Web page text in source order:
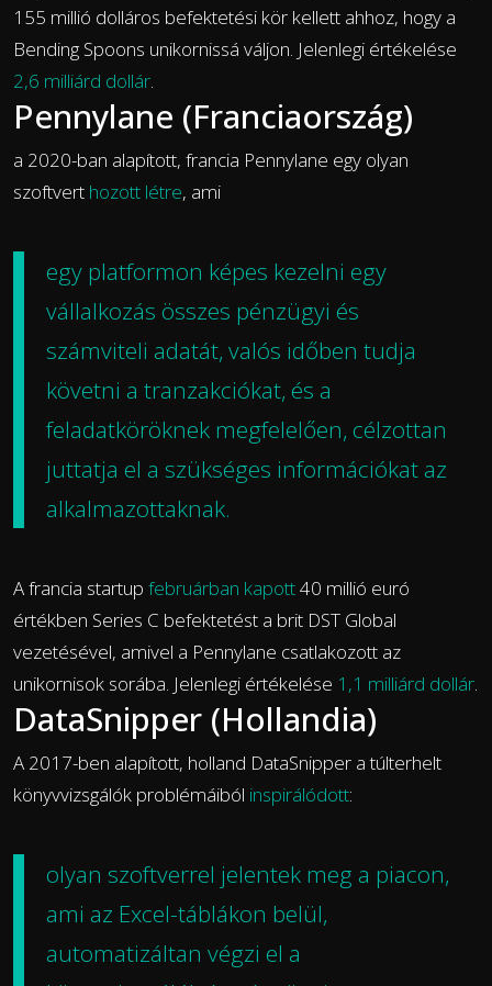
155 millió dolláros befektetési kör kellett ahhoz, hogy a
Bending Spoons unikornissá váljon. Jelenlegi értékelése
2,6 milliárd dollár.
Pennylane (Franciaország)
a 2020-ban alapított, francia Pennylane egy olyan
szoftvert hozott létre, ami
egy platformon képes kezelni egy
vállalkozás összes pénzügyi és
számviteli adatát, valós időben tudja
követni a tranzakciókat, és a
feladatköröknek megfelelően, célzottan
juttatja el a szükséges információkat az
alkalmazottaknak.
A francia startup februárban kapott40 millió euró
értékben Series C befektetést a brit DST Global
vezetésével, amivel a Pennylane csatlakozott az
unikornisok sorába. Jelenlegi értékelése 1,1 milliárd dollár.
DataSnipper (Hollandia)
A 2017-ben alapított, holland DataSnipper a túlterhelt
könyvvizsgálók problémáiból inspirálódott:
olyan szoftverrel jelentek meg a piacon,
ami az Excel-táblákon belül,
automatizáltan végzi el a